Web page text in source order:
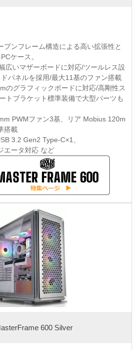
ンフレーム構造による高い拡張性と
ケース。
広いマザーボードに対応/ツールレス設
パネルを採用/最大11基のファン搭載
のグラフィックボードに対応/高剛性ス
トブラケット標準装備で大型パーツも
PWMファン3基、リア Mobius 120m
搭載
3.2 Gen2 Type-C×1、
エータ対応 など
600 Silver